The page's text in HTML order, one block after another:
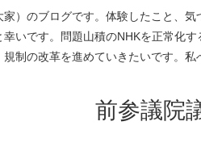
）のブログです。体験したこと、
いです。問題山積のNHKを正常化
規制の改革を進めていきたいです。
前参議院